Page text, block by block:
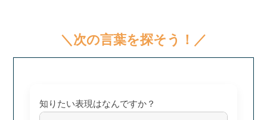
＼次の言葉を探そう！／
知りたい表現はなんですか？